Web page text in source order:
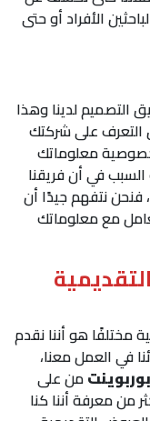
الأفراد أو حتى
التصميم لدينا وهذا
التعرف على شركتك
معلوماتك
في أن فريقنا
نتفهم جيدًا أن
مع معلوماتك
مختلفًا هو أننا نقدم
في العمل معنا،
من على
من معرفة أننا كنا